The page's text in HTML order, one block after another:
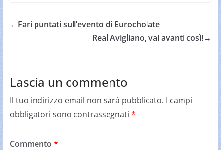
←Fari puntati sull’evento di Eurocholate
Real Avigliano, vai avanti così!→
Lascia un commento
Il tuo indirizzo email non sarà pubblicato. I campi
obbligatori sono contrassegnati *
Commento *